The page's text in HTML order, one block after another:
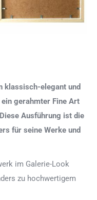
klassisch-elegant und
ein gerahmter Fine Art
Ausführung ist die
für seine Werke und
im Galerie-Look
zu hochwertigem